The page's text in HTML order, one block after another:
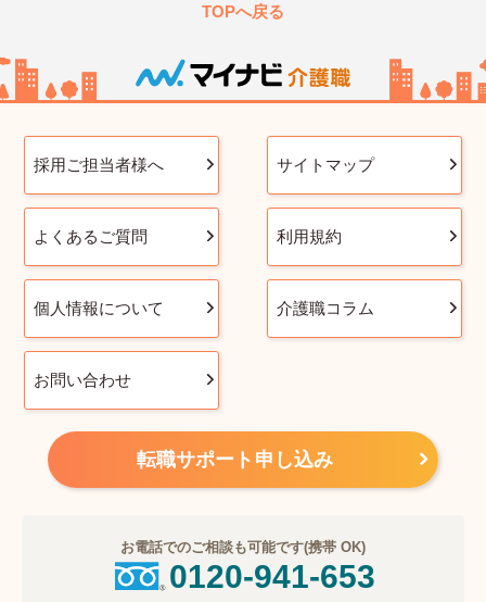
TOPへ戻る
採用ご担当者様へ サイトマップ
よくあるご質問 利用規約
個人情報について 介護職コラム
お問い合わせ
転職サポート申し込み
お電話でのご相談も可能です(携帯 OK)
0120-941-653